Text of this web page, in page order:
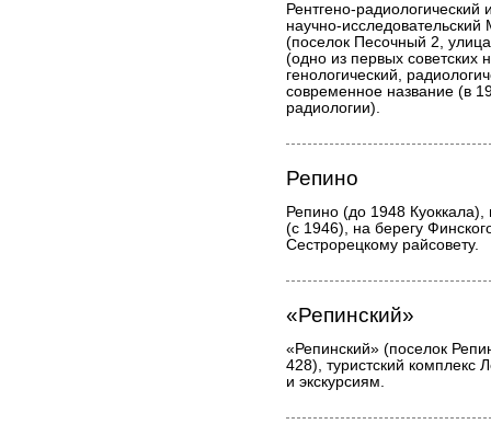
Рентгено-радиологический
научно-
(поселок Песочный 2,
(одно из первых советских
генологический,
современное название (в
радиологии).
Репино
Репино (до 1948 Куоккала),
(с 1946), на берегу
Сестрорецкому райсовету.
«Репинский»
«Репинский» (поселок
428), туристский комплекс
и экскурсиям.